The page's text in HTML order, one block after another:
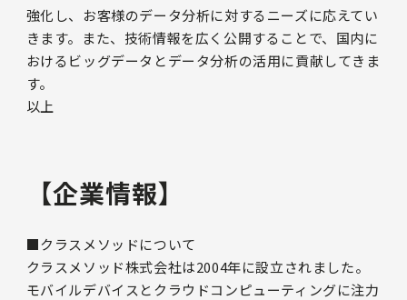
強化し、お客様のデータ分析に対するニーズに応えてい
きます。また、技術情報を広く公開することで、国内に
おけるビッグデータとデータ分析の活用に貢献してきま
す。
以上
【企業情報】
■クラスメソッドについて
クラスメソッド株式会社は2004年に設立されました。
モバイルデバイスとクラウドコンピューティングに注力